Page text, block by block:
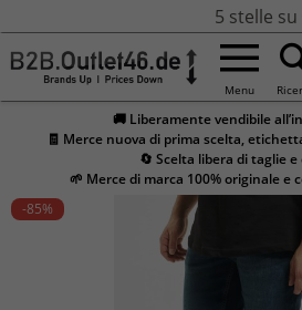
5 stelle su
Menu
🚚 Liberamente vendibile
🧾 Merce nuova di prima scelta,
🔄 Scelta libera di taglie
🌱 Merce di marca 100% originale e
-85%